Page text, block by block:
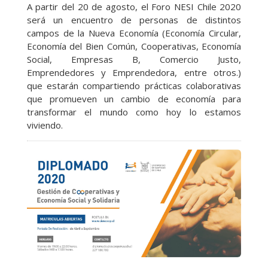
A partir del 20 de agosto, el Foro NESI Chile 2020
será un encuentro de personas de distintos
campos de la Nueva Economía (Economía Circular,
Economía del Bien Común, Cooperativas, Economía
Social, Empresas B, Comercio Justo,
Emprendedores y Emprendedora, entre otros.)
que estarán compartiendo prácticas colaborativas
que promueven un cambio de economía para
transformar el mundo como hoy lo estamos
viviendo.